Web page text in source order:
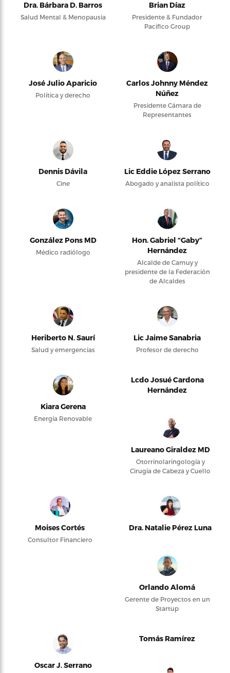
Dra. Bárbara D. Barros
Salud Mental & Menopausia
Brian Díaz
Presidente & Fundador
Pacifico Group
José Julio Aparicio
Política y derecho
Carlos Johnny Méndez
Núñez
Presidente Cámara de
Representantes
Dennis Dávila
Cine
Lic Eddie López Serrano
Abogado y analista político
González Pons MD
Médico radiólogo
Hon. Gabriel “Gaby”
Hernández
Alcalde de Camuy y
presidente de la Federación
de Alcaldes
Heriberto N. Saurí
Salud y emergencias
Lic Jaime Sanabria
Profesor de derecho
Kiara Gerena
Energía Renovable
Lcdo Josué Cardona
Hernández
Laureano Giraldez MD
Otorrinolaringología y
Cirugía de Cabeza y Cuello
Moises Cortés
Consultor Financiero
Dra. Natalie Pérez Luna
Orlando Alomá
Gerente de Proyectos en un
Startup
Oscar J. Serrano
Tomás Ramírez